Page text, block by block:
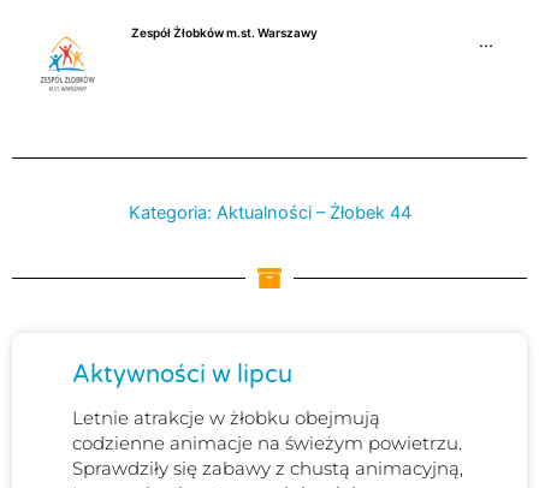
Zespół Żłobków m.st. Warszawy
···
Kategoria: Aktualności – Żłobek 44
Aktywności w lipcu
Letnie atrakcje w żłobku obejmują
codzienne animacje na świeżym powietrzu.
Sprawdziły się zabawy z chustą animacyjną,